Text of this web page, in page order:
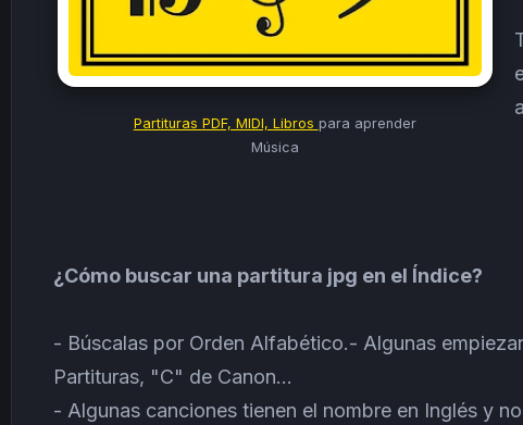
Partituras PDF, MIDI, Libros para aprender
Música
¿Cómo buscar una partitura jpg en el Índice?
- Búscalas por Orden Alfabético.- Algunas
Partituras, "C" de Canon...
- Algunas canciones tienen el nombre en Inglés y